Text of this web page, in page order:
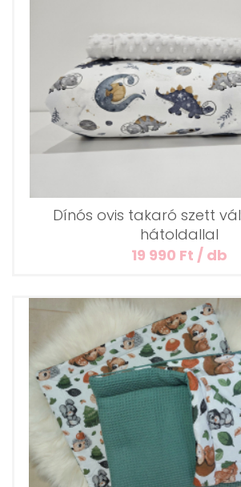
Dínós ovis takaró szett
hátoldallal
19 990 Ft / db